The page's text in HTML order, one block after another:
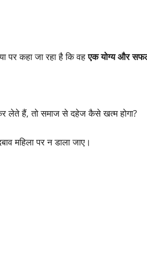
पर कहा जा रहा है कि वहएक योग्य और
लेते हैं, तो समाज से दहेज कैसे खत्म होगा?
महिला पर न डाला जाए।